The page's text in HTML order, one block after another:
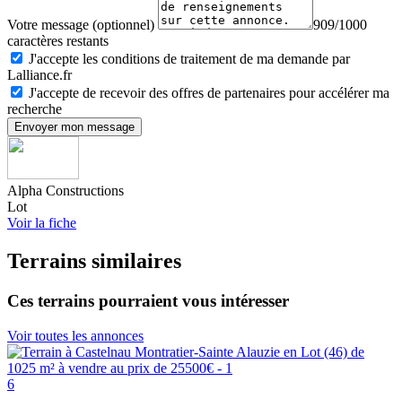
Votre message (optionnel)
909/1000
caractères restants
J'accepte les conditions de traitement de ma demande par
Lalliance.fr
J'accepte de recevoir des offres de partenaires pour accélérer ma
recherche
Envoyer mon message
Alpha Constructions
Lot
Voir la fiche
Terrains similaires
Ces terrains pourraient vous intéresser
Voir toutes les annonces
6